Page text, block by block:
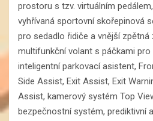
prostoru s tzv. virtuálním
vyhřívaná sportovní skořepinová
pro sedadlo řidiče a vnější zpětná
multifunkční volant s páčkami pro
inteligentní parkovací asistent,
Side Assist, Exit Assist, Exit
Assist, kamerový systém Top
bezpečnostní systém, prediktivní